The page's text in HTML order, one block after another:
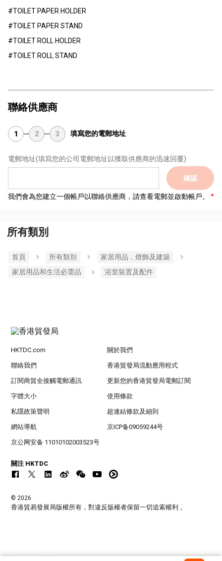
#TOILET PAPER HOLDER
#TOILET PAPER STAND
#TOILET ROLL HOLDER
#TOILET ROLL STAND
聯絡供應商
1 2 3 填寫您的電郵地址
電郵地址(填寫您的公司電郵地址以獲取供應商的迅速回覆)
確認
我們會為您建立一個帳戶以聯絡供應商，請查看電郵並啟動帳戶。
所有類別
首頁 所有類別
家居用品，燈飾及建築
家居用品和生活必需品
浴室裝置及配件
HKTDC.com 關於我們
聯絡我們 香港貿發局流動應用程式
訂閱商貿全接觸電郵通訊 更新您的香港貿發局電郵訂閱
字體大小 使用條款
私隱政策聲明 超連結條款及細則
網站導航 京ICP备09059244号
京公网安备 11010102003523号
關注 HKTDC
© 2026
香港貿易發展局版權所有，對違反版權者保留一切追索權利 。